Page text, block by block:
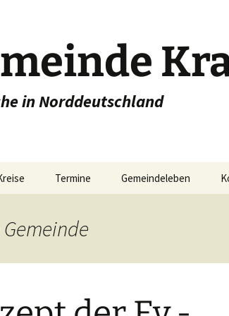
in Norddeutschland
Dorfkirche Alt Sammit
Termine Gemeindeleben